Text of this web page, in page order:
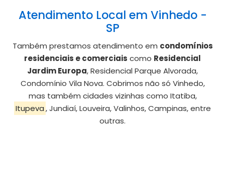
Atendimento Local em Vinhedo -
SP
Também prestamos atendimento em condomínios
residenciais e comerciais como Residencial
Jardim Europa, Residencial Parque Alvorada,
Condomínio Vila Nova. Cobrimos não só Vinhedo,
mas também cidades vizinhas como Itatiba,
Itupeva, Jundiaí, Louveira, Valinhos, Campinas, entre
outras.